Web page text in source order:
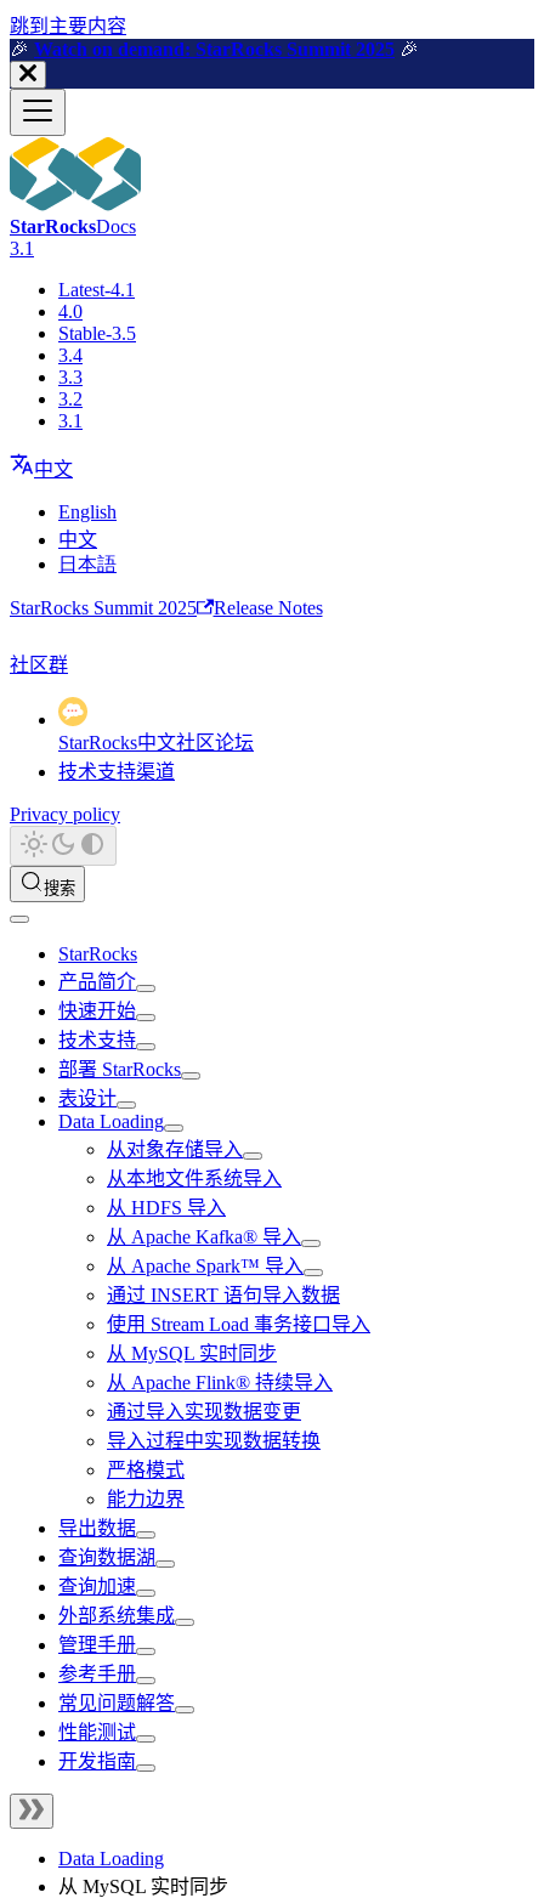
跳到主要内容
🎉️ Watch on demand: StarRocks Summit 2025 🎉️
StarRocksDocs
3.1
Latest-4.1
4.0
Stable-3.5
3.4
3.3
3.2
3.1
中文
English
中文
日本語
StarRocks Summit 2025 Release Notes
社区群
StarRocks中文社区论坛
技术支持渠道
Privacy policy
搜索
StarRocks
产品简介
快速开始
技术支持
部署 StarRocks
表设计
Data Loading
从对象存储导入
从本地文件系统导入
从 HDFS 导入
从 Apache Kafka® 导入
从 Apache Spark™ 导入
通过 INSERT 语句导入数据
使用 Stream Load 事务接口导入
从 MySQL 实时同步
从 Apache Flink® 持续导入
通过导入实现数据变更
导入过程中实现数据转换
严格模式
能力边界
导出数据
查询数据湖
查询加速
外部系统集成
管理手册
参考手册
常见问题解答
性能测试
开发指南
Data Loading
从 MySQL 实时同步